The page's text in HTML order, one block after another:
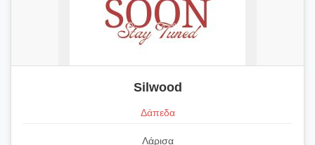
Silwood
Δάπεδα
Λάρισα